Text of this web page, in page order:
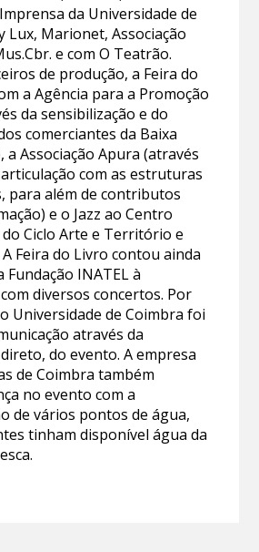
da Universidade de
Lux, Marionet, Associação
e com O Teatrão.
de produção, a Feira do
a Agência para a Promoção
da sensibilização e do
comerciantes da Baixa
a Associação Apura (através
com as estruturas
para além de contributos
e o Jazz ao Centro
Ciclo Arte e Território e
Feira do Livro contou ainda
Fundação INATEL à
diversos concertos. Por
Universidade de Coimbra foi
através da
do evento. A empresa
de Coimbra também
no evento com a
de vários pontos de água,
tinham disponível água da